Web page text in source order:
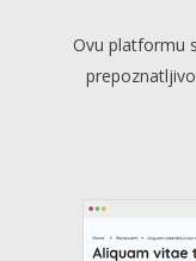
Ovu platformu